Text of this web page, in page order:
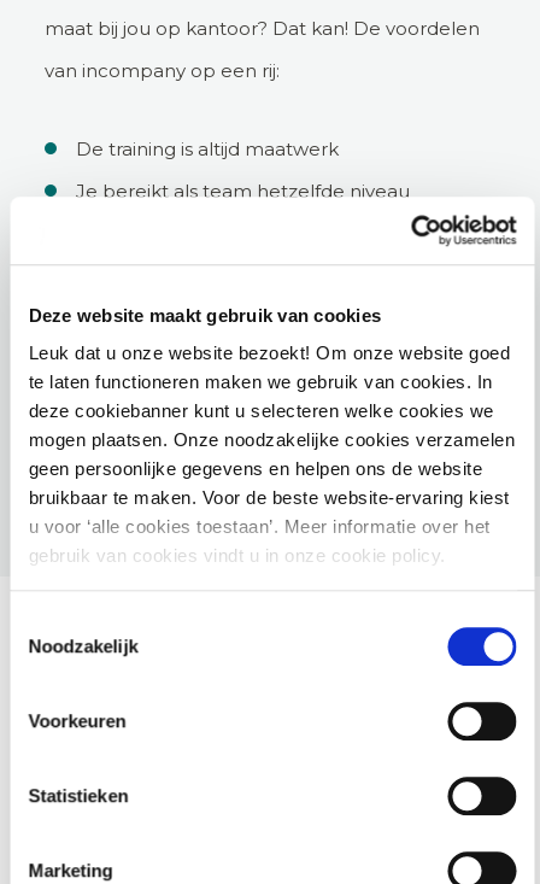
Deze website maakt gebruik van cookies
Leuk dat u onze website bezoekt! Om onze website goed
te laten functioneren maken we gebruik van cookies. In
deze cookiebanner kunt u selecteren welke cookies we
mogen plaatsen. Onze noodzakelijke cookies verzamelen
geen persoonlijke gegevens en helpen ons de website
bruikbaar te maken. Voor de beste website-ervaring kiest
u voor ‘alle cookies toestaan’. Meer informatie over het
gebruik van cookies vindt u in onze cookie policy.
Noodzakelijk
Voorkeuren
Statistieken
Marketing
maat bij jou op kantoor? Dat kan! De voordelen
van incompany op een rij:
De training is altijd maatwerk
Je bereikt als team hetzelfde niveau
Voorafgaand een vrijblijvend intakegesprek
Bedrijfsspecifieke situaties worden betrokken
Je bepaalt de data van de training
Incompany aanvragen
HAMIL voor gemeenten – Handhaving Milieu